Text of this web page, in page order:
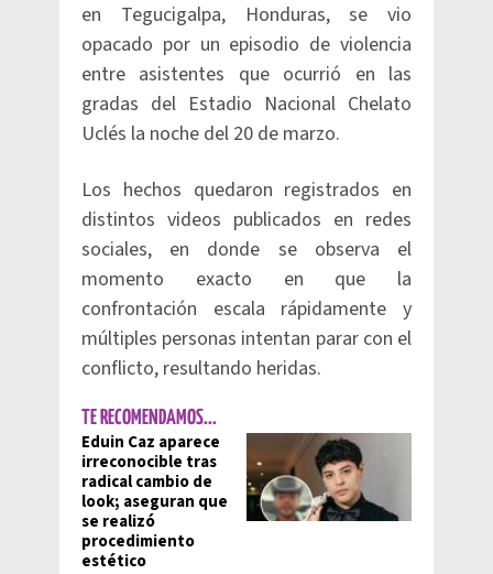
en Tegucigalpa, Honduras, se vio
opacado por un episodio de violencia
entre asistentes que ocurrió en las
gradas del Estadio Nacional Chelato
Uclés la noche del 20 de marzo.
Los hechos quedaron registrados en
distintos videos publicados en redes
sociales, en donde se observa el
momento exacto en que la
confrontación escala rápidamente y
múltiples personas intentan parar con el
conflicto, resultando heridas.
TE RECOMENDAMOS...
Eduin Caz aparece
irreconocible tras
radical cambio de
look; aseguran que
se realizó
procedimiento
estético